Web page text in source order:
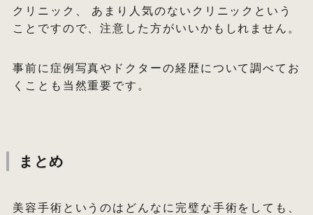
クリニック、 あまり人気のないクリニックという
ことですので、注意した方がいいかもしれません。
事前に症例写真やドクターの経歴について調べてお
くことも当然重要です。
まとめ
美容手術というのはどんなに完璧な手術をしても、